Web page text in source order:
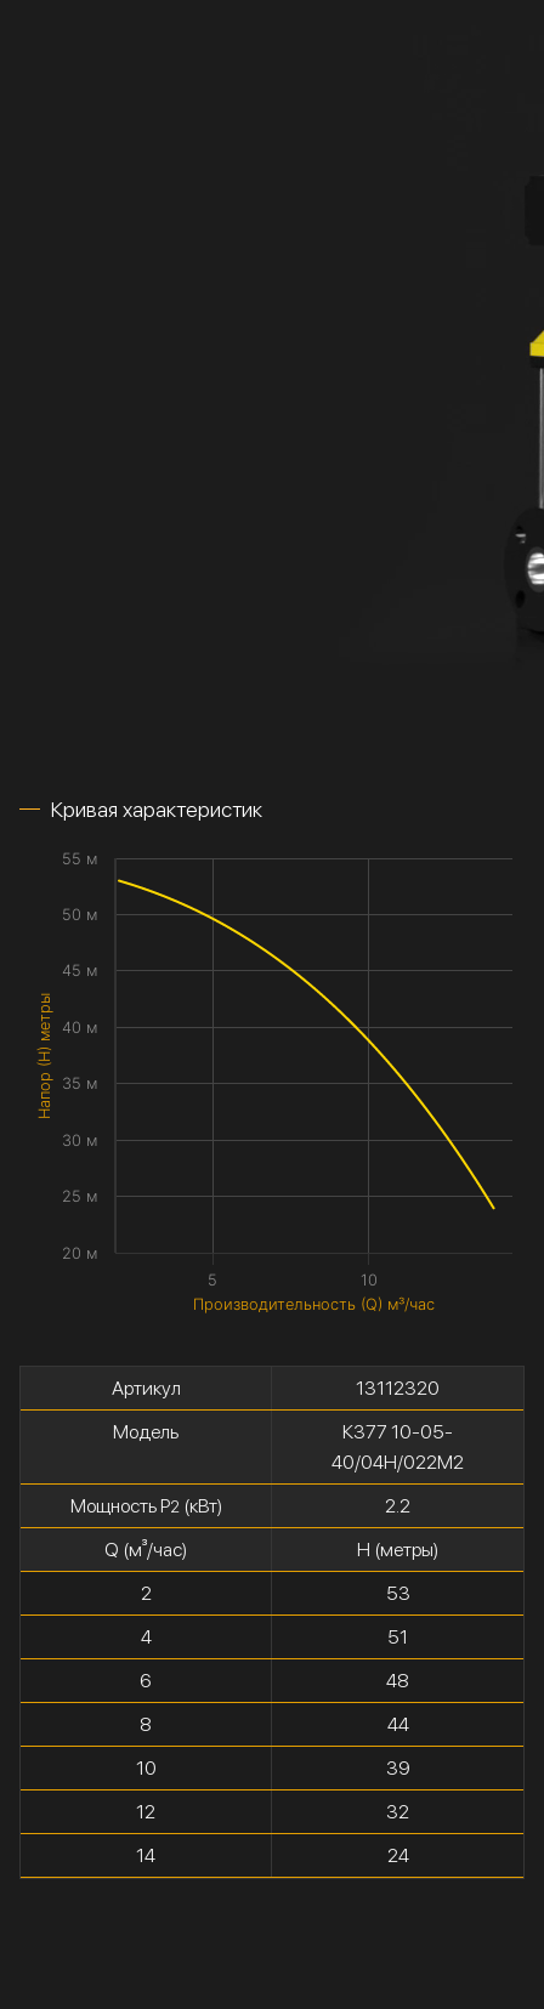
Кривая характеристик
Производительность (Q) м³/час
Напор (H) метры
10
5
20 м
25 м
30 м
35 м
40 м
45 м
50 м
55 м
Артикул
13112320
Модель
К377 10-05-
40/04Н/022М2
Мощность P2(кВт)
2.2
Q (м³/час)
H (метры)
2
53
4
51
6
48
8
44
10
39
12
32
14
24